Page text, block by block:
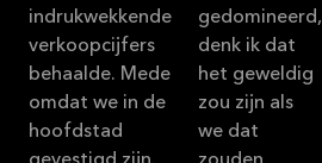
indrukwekkende
verkoopcijfers
behaalde. Mede
omdat we in de
hoofdstad
gedomineerd,
denk ik dat
het geweldig
zou zijn als
we dat